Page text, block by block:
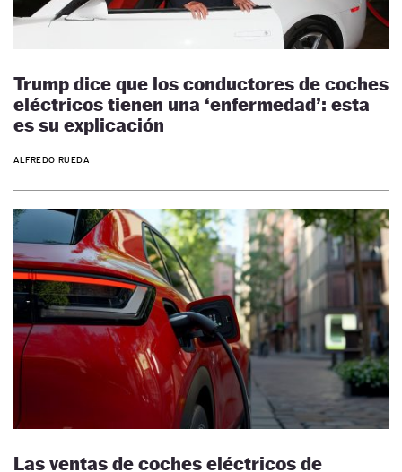
Trump dice que los conductores de coches
eléctricos tienen una ‘enfermedad’: esta
es su explicación
ALFREDO RUEDA
Las ventas de coches eléctricos de